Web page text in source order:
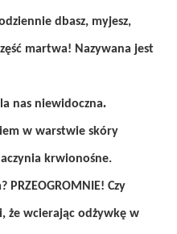
dbasz, myjesz,
martwa! Nazywana jest
nas niewidoczna.
w warstwie skóry
krwionośne.
Czy
że wcierając odżywkę w